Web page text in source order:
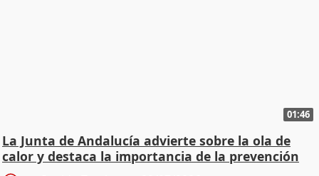
01:46
La Junta de Andalucía advierte sobre la ola de
calor y destaca la importancia de la prevención